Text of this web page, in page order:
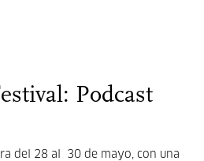
Podcast
del 28 al 30 de mayo, con una